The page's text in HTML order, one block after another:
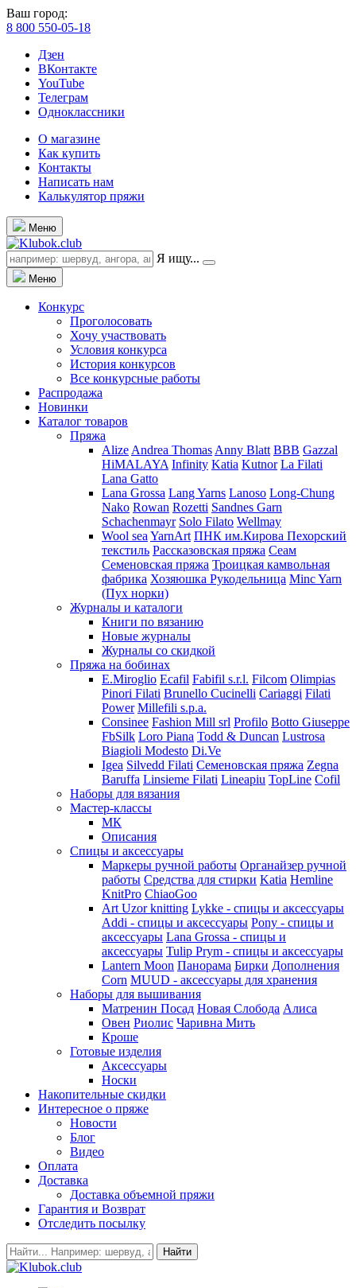
Ваш город:
8 800 550-05-18
Дзен
ВКонтакте
YouTube
Телеграм
Одноклассники
О магазине
Как купить
Контакты
Написать нам
Калькулятор пряжи
Меню
Я ищу...
Меню
Конкурс
Проголосовать
Хочу участвовать
Условия конкурса
История конкурсов
Все конкурсные работы
Распродажа
Новинки
Каталог товаров
Пряжа
Alize Andrea Thomas Anny Blatt BBB Gazzal
HiMALAYA Infinity Katia Kutnor La Filati
Lana Gatto
Lana Grossa Lang Yarns Lanoso Long-Chung
Nako Rowan Rozetti Sandnes Garn
Schachenmayr Solo Filato Wellmay
Wool sea YarnArt ПНК им.Кирова Пехорский
текстиль Рассказовская пряжа Сеам
Семеновская пряжа Троицкая камвольная
фабрика Хозяюшка Рукодельница Minc Yarn
(Пух норки)
Журналы и каталоги
Книги по вязанию
Новые журналы
Журналы со скидкой
Пряжа на бобинах
E.Miroglio Ecafil Fabifil s.r.l. Filcom Olimpias
Pinori Filati Brunello Cucinelli Cariaggi Filati
Power Millefili s.p.a.
Consinee Fashion Mill srl Profilo Botto Giuseppe
FbSilk Loro Piana Todd & Duncan Lustrosa
Biagioli Modesto Di.Ve
Igea Silvedd Filati Семеновская пряжа Zegna
Baruffa Linsieme Filati Lineapiu TopLine Cofil
Наборы для вязания
Мастер-классы
МК
Описания
Спицы и аксессуары
Маркеры ручной работы Органайзер ручной
работы Средства для стирки Katia Hemline
KnitPro ChiaoGoo
Art Uzor knitting Lykke - спицы и аксессуары
Addi - спицы и аксессуары Pony - спицы и
аксессуары Lana Grossa - спицы и
аксессуары Tulip Prym - спицы и аксессуары
Lantern Moon Панорама Бирки Дополнения
Corn MUUD - аксессуары для хранения
Наборы для вышивания
Матренин Посад Новая Слобода Алиса
Овен Риолис Чаривна Мить
Кроше
Готовые изделия
Аксессуары
Носки
Накопительные скидки
Интересное о пряже
Новости
Блог
Видео
Оплата
Доставка
Доставка объемной пряжи
Гарантия и Возврат
Отследить посылку
Найти